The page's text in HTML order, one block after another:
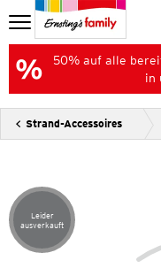
50% auf alle
in
Strand-Accessoires
Artikel leider ausverkauft
Leider
ausverkauft